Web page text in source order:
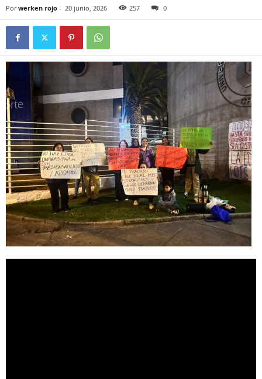
Por werken rojo - 20 junio, 2026 257 0